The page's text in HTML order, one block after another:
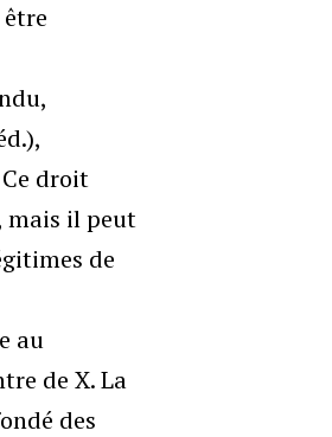
droit
mais il peut
de
au
de X. La
des